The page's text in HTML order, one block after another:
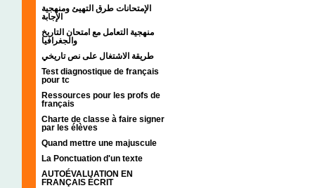
الإمتحانات طرق التهيئ ومنهجية
الإجابة
منهجية التعامل مع امتحان التاريخ
والجغرافيا
طريقة الاشتغال على نص تاريخي
Test diagnostique de français
pour tc
Ressources pour les profs de
français
Charte de classe à faire signer
par les élèves
Quand mettre une majuscule
La Ponctuation d'un texte
AUTOÉVALUATION EN
FRANÇAIS ÉCRIT